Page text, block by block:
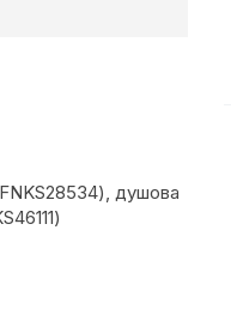
душова